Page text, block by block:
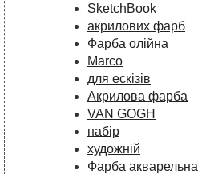
SketchBook
акрилових фарб
Фарба олійна
Marco
для ескізів
Акрилова фарба
VAN GOGH
набір
художній
Фарба акварельна